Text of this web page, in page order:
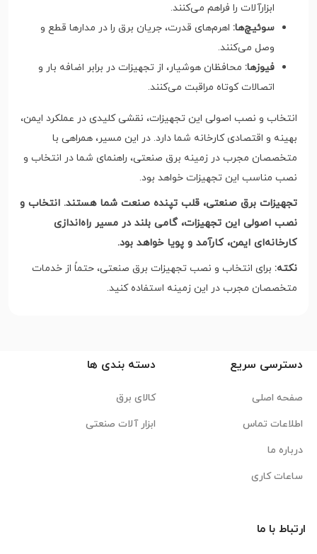
ابزارآلات را فراهم می‌کنند.
سوئیچ‌ها: اهرم‌های قدرت، جریان برق را در مدارها قطع و
وصل می‌کنند.
فیوزها: محافظان هوشیار، از تجهیزات در برابر اضافه بار و
اتصالات کوتاه مراقبت می‌کنند.
انتخاب و نصب اصولی این تجهیزات، نقشی کلیدی در عملکرد ایمن،
بهینه و اقتصادی کارخانه شما دارد. در این مسیر، همراهی با
متخصصان مجرب در زمینه برق صنعتی، راهنمای شما در انتخاب و
نصب مناسب این تجهیزات خواهد بود.
تجهیزات برق صنعتی، قلب تپنده صنعت شما هستند. انتخاب و
نصب اصولی این تجهیزات، گامی بلند در مسیر راه‌اندازی
کارخانه‌ای ایمن، کارآمد و پویا خواهد بود.
نکته: برای انتخاب و نصب تجهیزات برق صنعتی، حتماً از خدمات
متخصصان مجرب در این زمینه استفاده کنید.
دسترسی سریع
صفحه اصلی
اطلاعات تماس
درباره ما
ساعات کاری
دسته بندی ها
کالای برق
ابزار آلات صنعتی
ارتباط با ما